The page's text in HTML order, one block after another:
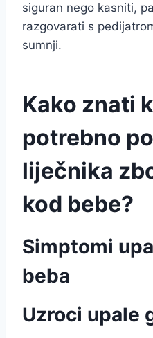
siguran nego kasniti,
razgovarati s
sumnji.
Kako znati
potrebno
liječnika
kod bebe?
Simptomi
beba
Uzroci upale